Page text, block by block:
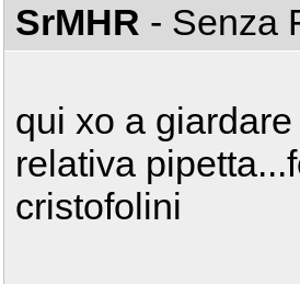
SrMHR - Senza
qui xo a
relativa
cristofolini